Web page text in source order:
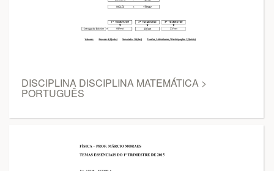
DISCIPLINA DISCIPLINA MATEMÁTICA >
PORTUGUÊS